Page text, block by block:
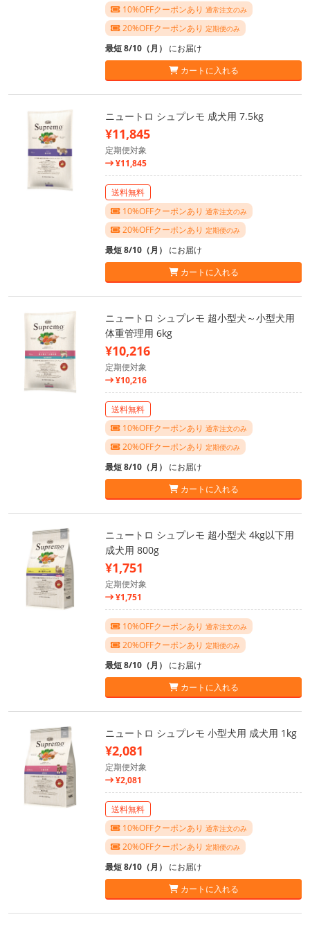
10%OFFクーポンあり 通常注文のみ
20%OFFクーポンあり 定期便のみ
最短 8/10（月） にお届け
カートに入れる
ニュートロ シュプレモ 成犬用 7.5kg
¥11,845
定期便対象
¥11,845
送料無料
10%OFFクーポンあり 通常注文のみ
20%OFFクーポンあり 定期便のみ
最短 8/10（月） にお届け
カートに入れる
ニュートロ シュプレモ 超小型犬～小型犬用
体重管理用 6kg
¥10,216
定期便対象
¥10,216
送料無料
10%OFFクーポンあり 通常注文のみ
20%OFFクーポンあり 定期便のみ
最短 8/10（月） にお届け
カートに入れる
ニュートロ シュプレモ 超小型犬 4kg以下用
成犬用 800g
¥1,751
定期便対象
¥1,751
10%OFFクーポンあり 通常注文のみ
20%OFFクーポンあり 定期便のみ
最短 8/10（月） にお届け
カートに入れる
ニュートロ シュプレモ 小型犬用 成犬用 1kg
¥2,081
定期便対象
¥2,081
送料無料
10%OFFクーポンあり 通常注文のみ
20%OFFクーポンあり 定期便のみ
最短 8/10（月） にお届け
カートに入れる